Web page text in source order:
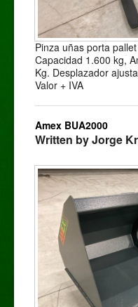
Pinza uñas porta
Capacidad 1.600 kg,
Kg. Desplazador
Valor + IVA
Amex BUA2000
Written by Jorge